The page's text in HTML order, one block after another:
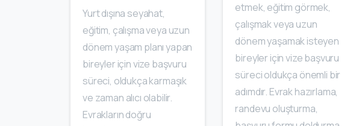
Yurt dışına seyahat,
eğitim, çalışma veya uzun
dönem yaşam planı yapan
bireyler için vize başvuru
süreci, oldukça karmaşık
ve zaman alıcı olabilir.
Evrakların doğru
etmek, eğitim görmek,
çalışmak veya uzun
dönem yaşamak isteyen
bireyler için vize başvuru
süreci oldukça önemli bir
adımdır. Evrak hazırlama,
randevu oluşturma,